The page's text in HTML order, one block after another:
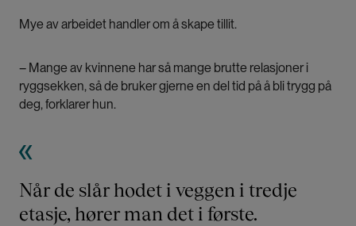
Mye av arbeidet handler om å skape tillit.
– Mange av kvinnene har så mange brutte relasjoner i
ryggsekken, så de bruker gjerne en del tid på å bli trygg på
deg, forklarer hun.
Når de slår hodet i veggen i tredje
etasje, hører man det i første.